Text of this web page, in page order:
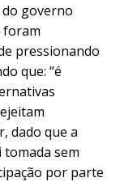
governo
foram
pressionando
que: “é
dado que a
tomada sem
por parte